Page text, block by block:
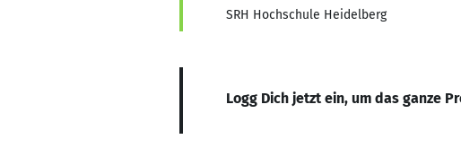
SRH Hochschule Heidelberg
Logg Dich jetzt ein, um das ganze